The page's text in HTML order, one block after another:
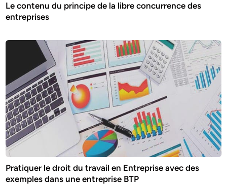
Le contenu du principe de la libre concurrence des
entreprises
Pratiquer le droit du travail en Entreprise avec des
exemples dans une entreprise BTP